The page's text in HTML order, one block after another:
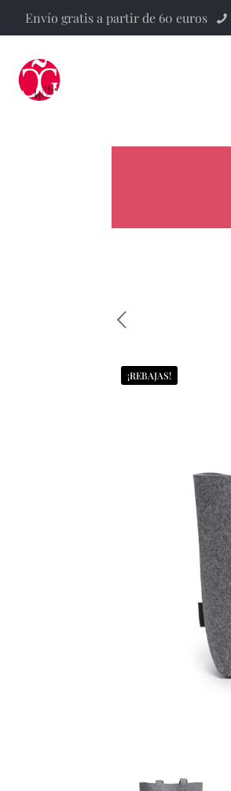
Envío gratis a partir de 60 euros
¡REBAJAS!